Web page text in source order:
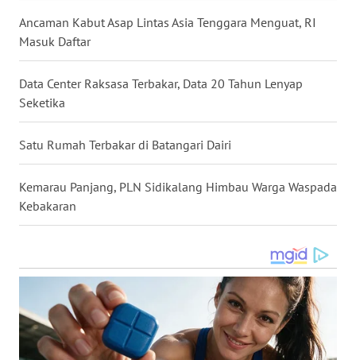
Ancaman Kabut Asap Lintas Asia Tenggara Menguat, RI
Masuk Daftar
Data Center Raksasa Terbakar, Data 20 Tahun Lenyap
Seketika
Satu Rumah Terbakar di Batangari Dairi
Kemarau Panjang, PLN Sidikalang Himbau Warga Waspada
Kebakaran
WN
NIAS
WN
LANGKAT
WN
TAPANULI
SELATAN
WN
KARO